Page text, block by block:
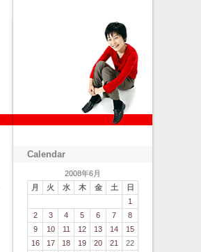
Calendar
2008年6月
月
火 水 木 金 土 日
1
2
3 4 5 6 7
8
9
10 11 12 13 14
15
16
17 18 19 20 21
22